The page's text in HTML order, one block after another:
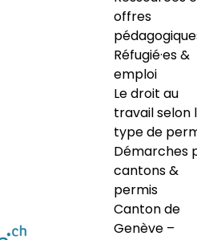
offres
Réfugié·es &
emploi
Le droit au
travail selon
type de
Démarches
cantons &
permis
Canton de
Genève –